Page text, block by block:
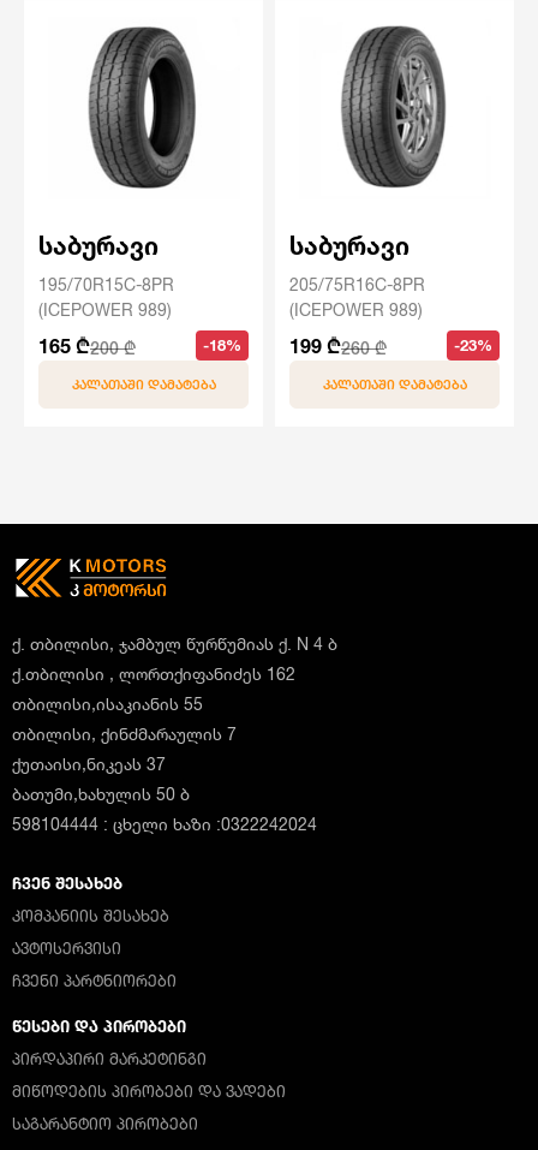
საბურავი
195/70R15C-8PR
(ICEPOWER 989)
165 ₾200 ₾ -18%
ᲙᲐᲚᲐᲗᲐᲨᲘ ᲓᲐᲛᲐᲢᲔᲑᲐ
საბურავი
205/75R16C-8PR
(ICEPOWER 989)
199 ₾260 ₾ -23%
ᲙᲐᲚᲐᲗᲐᲨᲘ ᲓᲐᲛᲐᲢᲔᲑᲐ
ქ. თბილისი, ჯამბულ წურწუმიას ქ. N 4 ბ
ქ.თბილისი , ლორთქიფანიძეს 162
თბილისი,ისაკიანის 55
თბილისი, ქინძმარაულის 7
ქუთაისი,ნიკეას 37
ბათუმი,ხახულის 50 ბ
598104444 : ცხელი ხაზი :0322242024
ᲩᲕᲔᲜ ᲨᲔᲡᲐᲮᲔᲑ
ᲙᲝᲛᲞᲐᲜᲘᲘᲡ ᲨᲔᲡᲐᲮᲔᲑ
ᲐᲕᲢᲝᲡᲔᲠᲕᲘᲡᲘ
ᲩᲕᲔᲜᲘ ᲞᲐᲠᲢᲜᲘᲝᲠᲔᲑᲘ
ᲬᲔᲡᲔᲑᲘ ᲓᲐ ᲞᲘᲠᲝᲑᲔᲑᲘ
ᲞᲘᲠᲓᲐᲞᲘᲠᲘ ᲛᲐᲠᲙᲔᲢᲘᲜᲒᲘ
ᲛᲘᲬᲝᲓᲔᲑᲘᲡ ᲞᲘᲠᲝᲑᲔᲑᲘ ᲓᲐ ᲕᲐᲓᲔᲑᲘ
ᲡᲐᲒᲐᲠᲐᲜᲢᲘᲝ ᲞᲘᲠᲝᲑᲔᲑᲘ